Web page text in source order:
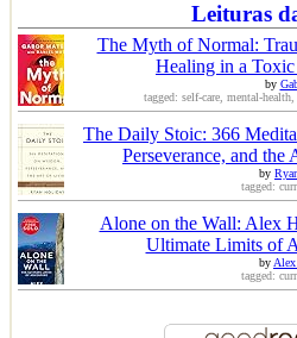
Leituras
The Myth of Normal:
Healing in a
by
tagged: self-care, mental-
The Daily Stoic: 366
Perseverance, and
by
tagged:
Alone on the Wall: Alex
Ultimate Limits of
by
tagged: